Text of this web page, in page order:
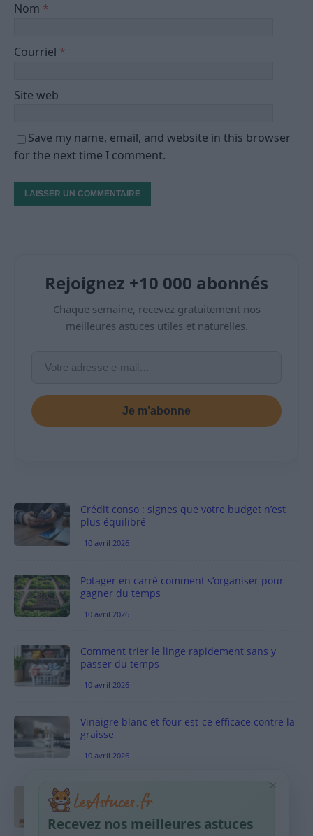
Nom *
Courriel *
Site web
Save my name, email, and website in this browser
for the next time I comment.
Rejoignez +10 000 abonnés
Chaque semaine, recevez gratuitement nos
meilleures astuces utiles et naturelles.
Je m’abonne
Crédit conso : signes que votre budget n’est
plus équilibré
10 avril 2026
Potager en carré comment s’organiser pour
gagner du temps
10 avril 2026
Comment trier le linge rapidement sans y
passer du temps
10 avril 2026
Vinaigre blanc et four est-ce efficace contre la
graisse
10 avril 2026
Taches pigmentaires : routine simple +
habitudes qui aident
9 avril 2026
×
Recevez nos meilleures astuces